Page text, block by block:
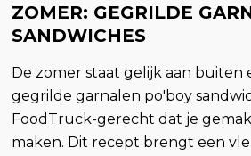
ZOMER: GEGRILDE
SANDWICHES
De zomer staat gelijk aan buiten
gegrilde garnalen po'boy
FoodTruck-gerecht dat je
maken. Dit recept brengt een